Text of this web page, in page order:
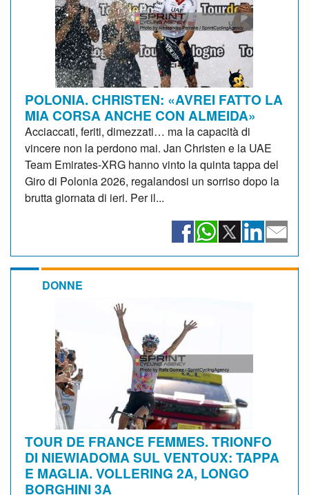
POLONIA. CHRISTEN: «AVREI FATTO LA
MIA CORSA ANCHE CON ALMEIDA»
Acciaccati, feriti, dimezzati… ma la capacità di
vincere non la perdono mai. Jan Christen e la UAE
Team Emirates-XRG hanno vinto la quinta tappa del
Giro di Polonia 2026, regalandosi un sorriso dopo la
brutta giornata di ieri. Per il...
DONNE
TOUR DE FRANCE FEMMES. TRIONFO
DI NIEWIADOMA SUL VENTOUX: TAPPA
E MAGLIA. VOLLERING 2A, LONGO
BORGHINI 3A